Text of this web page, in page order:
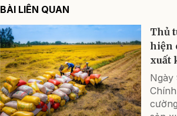
BÀI LIÊN QUAN
Thủ
hiện
xuất
Ngày